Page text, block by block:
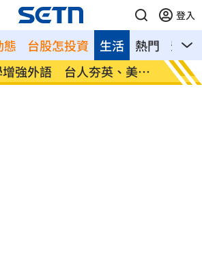
登入
態 台股怎投資 熱門 影音
生活
增強外語 台人夯英、美、
長尾
因